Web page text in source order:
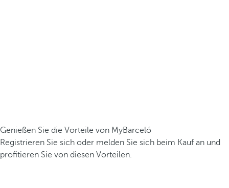
Genießen Sie die Vorteile von MyBarceló
Registrieren Sie sich oder melden Sie sich beim Kauf an und
profitieren Sie von diesen Vorteilen.